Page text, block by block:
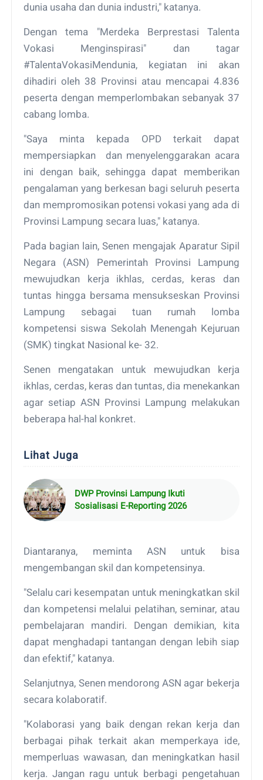
dunia usaha dan dunia industri," katanya.
Dengan tema "Merdeka Berprestasi Talenta
Vokasi Menginspirasi" dan tagar
#TalentaVokasiMendunia, kegiatan ini akan
dihadiri oleh 38 Provinsi atau mencapai 4.836
peserta dengan memperlombakan sebanyak 37
cabang lomba.
"Saya minta kepada OPD terkait dapat
mempersiapkan
dan menyelenggarakan acara
ini dengan baik, sehingga dapat memberikan
pengalaman yang berkesan bagi seluruh peserta
dan mempromosikan potensi vokasi yang ada di
Provinsi Lampung secara luas," katanya.
Pada bagian lain, Senen mengajak Aparatur Sipil
Negara (ASN) Pemerintah Provinsi Lampung
mewujudkan kerja ikhlas, cerdas, keras dan
tuntas hingga bersama mensukseskan Provinsi
Lampung sebagai tuan rumah lomba
kompetensi siswa Sekolah Menengah Kejuruan
(SMK) tingkat Nasional ke- 32.
Senen mengatakan untuk mewujudkan kerja
ikhlas, cerdas, keras dan tuntas, dia menekankan
agar setiap ASN Provinsi Lampung melakukan
beberapa hal-hal konkret.
Lihat Juga
DWP Provinsi Lampung Ikuti
Sosialisasi E-Reporting 2026
Diantaranya, meminta ASN untuk bisa
mengembangan skil dan kompetensinya.
"Selalu cari kesempatan untuk meningkatkan skil
dan kompetensi melalui pelatihan, seminar, atau
pembelajaran mandiri. Dengan demikian, kita
dapat menghadapi tantangan dengan lebih siap
dan efektif," katanya.
Selanjutnya, Senen mendorong ASN agar bekerja
secara kolaboratif.
"Kolaborasi yang baik dengan rekan kerja dan
berbagai pihak terkait akan memperkaya ide,
memperluas wawasan, dan meningkatkan hasil
kerja. Jangan ragu untuk berbagi pengetahuan